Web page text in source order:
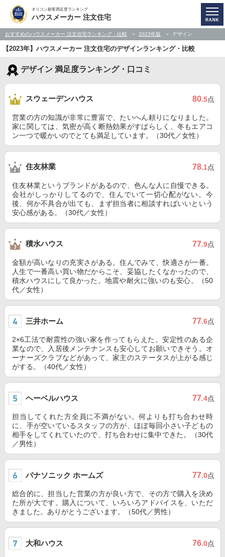
オリコン顧客満足度ランキング
ハウスメーカー 注文住宅
おすすめのハウスメーカー 注文住宅ランキング・比較 2023年版 デザイン
【2023年】ハウスメーカー 注文住宅のデザインランキング・比較
デザイン 満足度ランキング・口コミ
スウェーデンハウス 80.5点
営業の方の知識が非常に豊富で、たいへん頼りになりました。
家に関しては、気密が高く断熱効果がすばらしく、冬もエアコ
ン一つで暖かいのでとても満足しています。（30代／女性）
住友林業 78.1点
住友林業というブランドがあるので、色んな人に自慢できる。
会社がしっかりしてるので、住んでいて一切心配がない。今
後、何か不具合が出ても、まず担当者に相談すればいいという
安心感がある。（30代／女性）
積水ハウス 77.9点
金額が高いなりの充実さがある。住んでみて、快適さが一番。
人生で一番高い買い物だからこそ、妥協したくなかったので、
積水ハウスにして良かった。地震や耐火に強いのも安心。（50
代／女性）
三井ホーム 77.6点
2×6工法で耐震性の強い家を作ってもらえた。安定性のある企
業なので、入居後メンテナンスも安心してお願いできそう。オ
ーナーズクラブなどがあって、家主のステータスが上がる感じ
がする。（40代／女性）
ヘーベルハウス 77.4点
担当してくれた方全員に不満がない。何よりも打ち合わせ時
に、手が空いているスタッフの方が、ほぼ毎回小さい子どもの
相手をしてくれていたので、打ち合わせに集中できた。（30代
／男性）
パナソニック ホームズ 77.0点
総合的に、担当した営業の方が良い方で、その方で購入を決め
た所が大です。購入について、いろいろアドバイスを、いただ
きました。ありがとうございます。（50代／男性）
大和ハウス 76.0点